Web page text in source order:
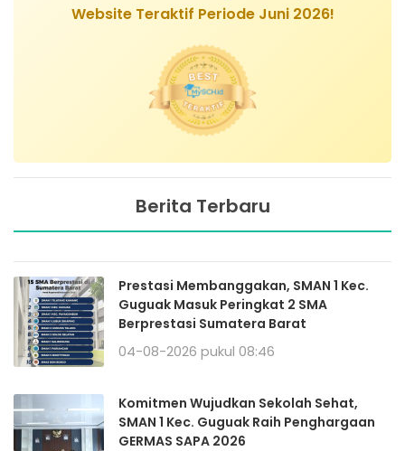
Website Teraktif Periode Juni 2026!
Berita Terbaru
Prestasi Membanggakan, SMAN 1 Kec.
Guguak Masuk Peringkat 2 SMA
Berprestasi Sumatera Barat
04-08-2026 pukul 08:46
Komitmen Wujudkan Sekolah Sehat,
SMAN 1 Kec. Guguak Raih Penghargaan
GERMAS SAPA 2026